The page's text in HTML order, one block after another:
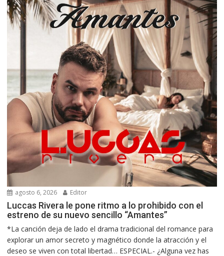
agosto 6, 2026 Editor
Luccas Rivera le pone ritmo a lo prohibido con el
estreno de su nuevo sencillo “Amantes”
*La canción deja de lado el drama tradicional del romance para
explorar un amor secreto y magnético donde la atracción y el
deseo se viven con total libertad… ESPECIAL.- ¿Alguna vez has